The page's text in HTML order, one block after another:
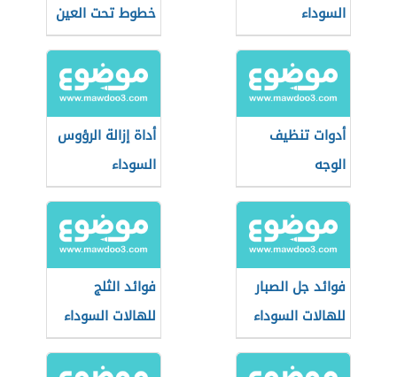
السوداء
خطوط تحت العين
أدوات تنظيف
الوجه
أداة إزالة الرؤوس
السوداء
فوائد جل الصبار
للهالات السوداء
فوائد الثلج
للهالات السوداء